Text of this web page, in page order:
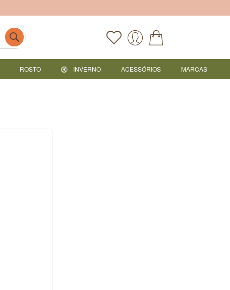
ROSTO INVERNO ACESSÓRIOS MARCAS